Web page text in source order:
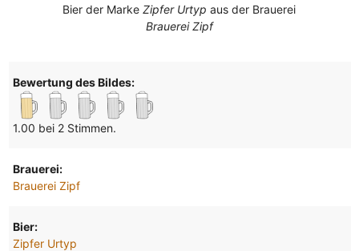
Bier der MarkeZipfer Urtyp aus der Brauerei
Brauerei Zipf
Bewertung des Bildes:
1.00 bei 2 Stimmen.
Brauerei:
Brauerei Zipf
Bier:
Zipfer Urtyp